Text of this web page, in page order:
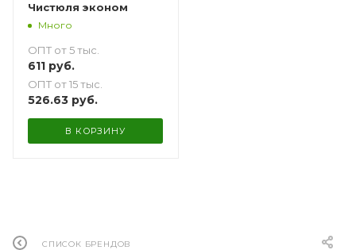
Чистюля эконом
Много
ОПТ от 5 тыс.
611 руб.
ОПТ от 15 тыс.
526.63 руб.
В КОРЗИНУ
СПИСОК БРЕНДОВ